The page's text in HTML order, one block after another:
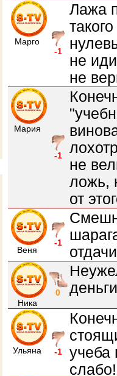
Марго
-1
Лажа
не
не
Мария
-1
не
ложь,
от
Веня
-1
Ника
0
Ульяна -1
учеба